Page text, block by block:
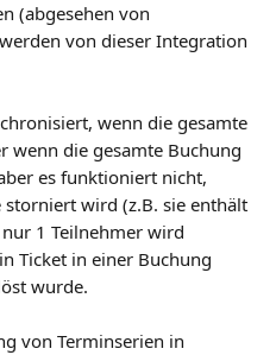
(abgesehen von
von dieser Integration
wenn die gesamte
wenn die gesamte Buchung
es funktioniert nicht,
wird (z.B. sie enthält
1 Teilnehmer wird
Ticket in einer Buchung
wurde.
von Terminserien in